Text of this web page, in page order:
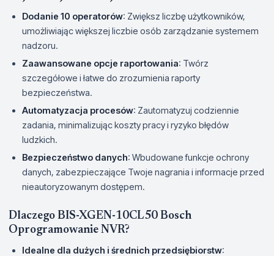
Dodanie 10 operatorów: Zwiększ liczbę użytkowników,
umożliwiając większej liczbie osób zarządzanie systemem
nadzoru.
Zaawansowane opcje raportowania: Twórz
szczegółowe i łatwe do zrozumienia raporty
bezpieczeństwa.
Automatyzacja procesów: Zautomatyzuj codziennie
zadania, minimalizując koszty pracy i ryzyko błędów
ludzkich.
Bezpieczeństwo danych: Wbudowane funkcje ochrony
danych, zabezpieczające Twoje nagrania i informacje przed
nieautoryzowanym dostępem.
Dlaczego BIS-XGEN-10CL50 Bosch
Oprogramowanie NVR?
Idealne dla dużych i średnich przedsiębiorstw: